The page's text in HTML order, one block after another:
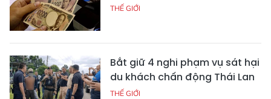
THẾ GIỚI
Bắt giữ 4 nghi phạm vụ sát hại
du khách chấn động Thái Lan
THẾ GIỚI